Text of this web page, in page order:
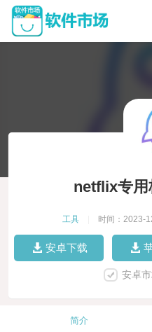
netflix专用
工具 时间：2023-
安卓下载
安卓
简介